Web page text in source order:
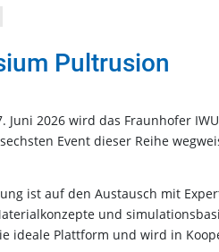
Pultrusion
Juni 2026 wird das Fraunhofer
Event dieser Reihe
ist auf den Austausch mit
und
ideale Plattform und wird in